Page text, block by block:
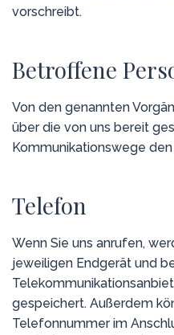
vorschreibt.
Betroffene
Von den genannten
über die von uns bereit
Kommunikationswege
Telefon
Wenn Sie uns anrufen,
jeweiligen Endgerät und
gespeichert. Außerdem
Telefonnummer im